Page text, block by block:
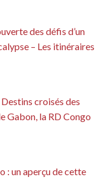
des défis d’un
– Les itinéraires
croisés des
Gabon, la RD Congo
: un aperçu de cette